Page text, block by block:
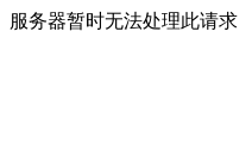
服务器暂时无法处理此请求